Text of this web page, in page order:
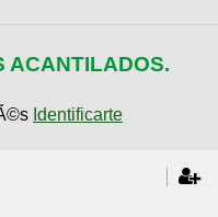
ACANTILADOS.
Identificarte